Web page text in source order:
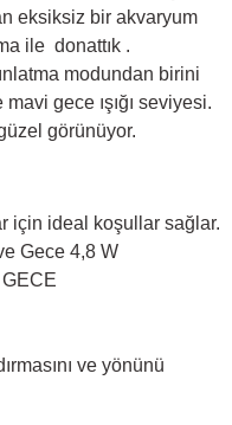
eksiksiz bir akvaryum
ile donattık .
modundan birini
gece ışığı seviyesi.
görünüyor.
için ideal koşullar sağlar.
Gece 4,8 W
ve yönünü